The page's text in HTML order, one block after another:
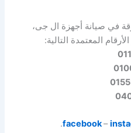
في صيانة أجهزة ال جى،
المعتمدة التالية:
facebook–
.